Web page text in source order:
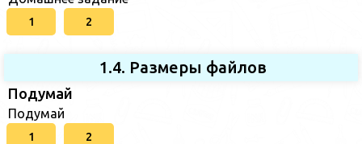
1 2
1.4. Размеры файлов
Подумай
Подумай
1 2